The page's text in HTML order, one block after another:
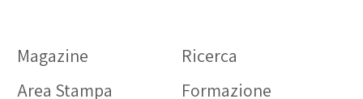
Magazine
Ricerca
Area Stampa
Formazione